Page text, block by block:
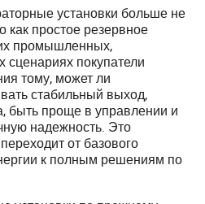
установки больше не
как простое резервное
промышленных,
сценариях покупатели
тому, может ли
стабильный выход,
быть проще в управлении и
надежность. Это
от базового
к полным решениям по